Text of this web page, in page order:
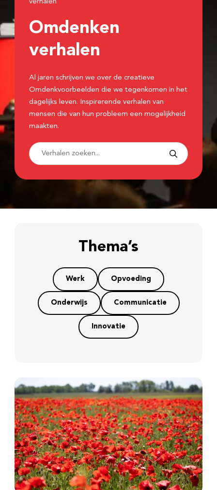
verhalen
Omdenken
verhalen
Al jaren schrijven we over de creatieve
Omdenkvoorbeelden die we tegenkomen in het
dagelijks leven. Inspirerende verhalen van
mensen die van hun probleem een mogelijkheid
maakten.
Thema’s
Werk Opvoeding
Onderwijs Communicatie
Innovatie